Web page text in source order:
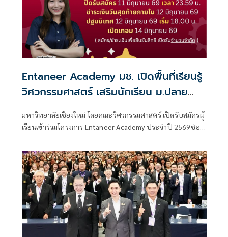
Entaneer Academy มช. เปิดพื้นที่เรียนรู้
วิศวกรรมศาสตร์ เสริมนักเรียน ม.ปลาย
มหาวิทยาลัย
มหาวิทยาลัยเชียงใหม่ โดยคณะวิศวกรรมศาสตร์ เปิดรับสมัครผู้
เรียนเข้าร่วมโครงการ Entaneer Academy ประจำปี 2569ช่อง
ความพร้อมสู่การเป็นนักศึกษาคณะวิศวกรรมศาสตร์ และต่อย
อดสู่การประกอบอาชีพวิศวกรในอนาคต ภายใต้แนวคิดการ
ศึกษาตลอดชีวิต (Lifelong Education) ที่เปิดโอกาสให้ผู้เรียน
ทุกช่วงวัยเข้าถึงองค์ความรู้และพัฒนาทักษะได้อย่างต่อเนื่อง